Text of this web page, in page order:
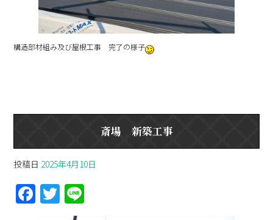
構造部材組み及び屋根工事 完了の様子
斎場 新築工事
投稿日 2025年4月10日
F
a
T
w